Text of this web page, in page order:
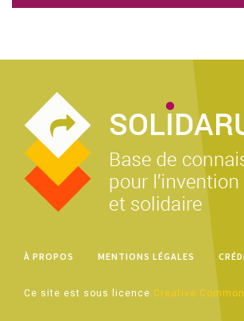
À PROPOS MENTIONS LÉGALES
Ce site est sous licence Creative